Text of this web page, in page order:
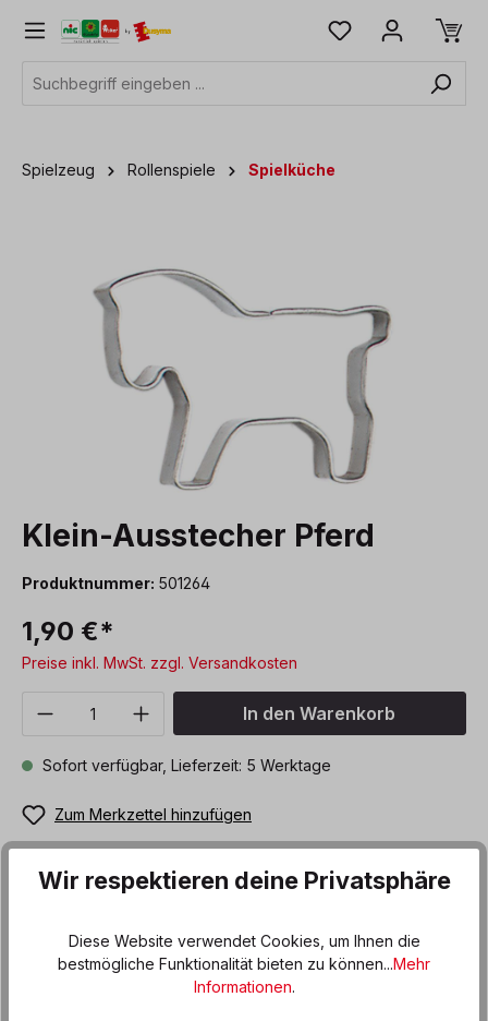
springen
Spielzeug Rollenspiele Spielküche
Bildergalerie überspringen
Klein-Ausstecher Pferd
Produktnummer: 501264
1,90 €*
Preise inkl. MwSt. zzgl. Versandkosten
Produkt Anzahl: Gib denIn den Warenkorb
Sofort verfügbar, Lieferzeit: 5 Werktage
Zum Merkzettel hinzufügen
Beschreibung
Weihnachtszeit lassen sich mit dem Ausstecher in der Form
eines Pfer…Mehr
Wir respektieren deine Privatsphäre
Diese Website verwendet Cookies, um Ihnen die
bestmögliche Funktionalität bieten zu können...Mehr
Informationen.